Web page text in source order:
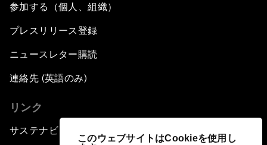
このウェブサイトはCookieを使用し
参加する（個人、組織）
プレスリリース登録
ニュースレター購読
連絡先 (英語のみ)
リンク
サステナビリティへの取り組み